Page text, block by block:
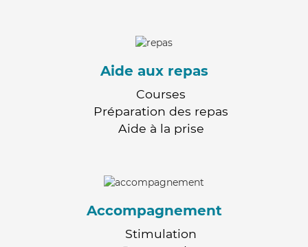
Aide aux repas
Courses
Préparation des repas
Aide à la prise
Accompagnement
Stimulation